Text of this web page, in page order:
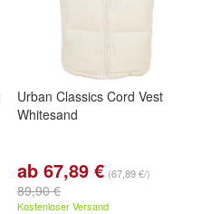
Urban Classics Cord Vest
Whitesand
ab 67,89 € (67,89 €/)
89,90 €
Kostenloser Versand